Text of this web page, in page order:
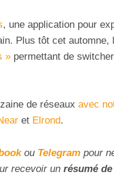
, une application pour
Plus tôt cet automne,
» permettant de
de réseaux avec
et Elrond.
ou Telegram pour
recevoir un résumé